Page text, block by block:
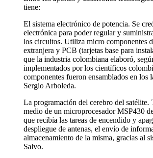
tiene:
El sistema electrónico de potencia. Se
electrónica para poder regular y
los circuitos. Utiliza micro componentes
extranjera y PCB (tarjetas base para
que la industria colombiana elaboró,
implementados por los científicos
componentes fueron ensamblados en los
Sergio Arboleda.
La programación del cerebro del satélite.
medio de un microprocesador MSP430
que recibía las tareas de encendido y
despliegue de antenas, el envío de
almacenamiento de la misma, gracias al
Salvo.